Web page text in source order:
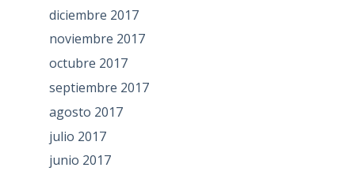
diciembre 2017
noviembre 2017
octubre 2017
septiembre 2017
agosto 2017
julio 2017
junio 2017